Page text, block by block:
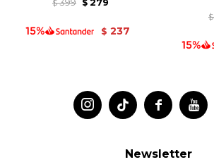
$ 399 $ 279
$ 237
$
 

Newsletter